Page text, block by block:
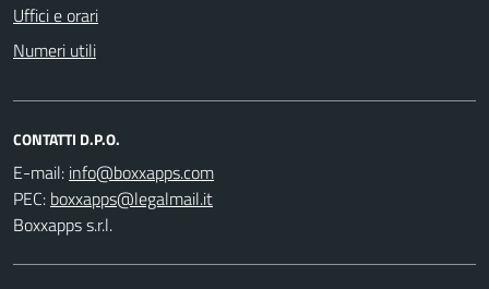
Uffici e orari
Numeri utili
CONTATTI D.P.O.
E-mail:
PEC:
Boxxapps s.r.l.